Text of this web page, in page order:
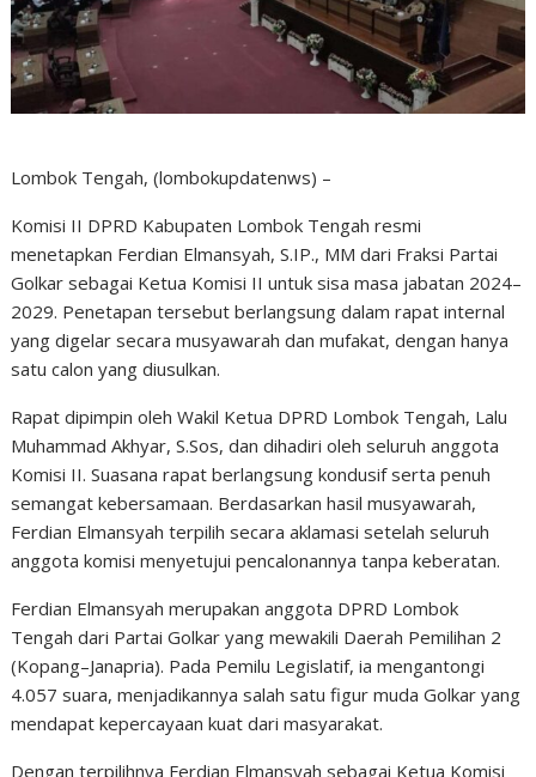
Lombok Tengah, (lombokupdatenws) –
Komisi II DPRD Kabupaten Lombok Tengah resmi
menetapkan Ferdian Elmansyah, S.IP., MM dari Fraksi Partai
Golkar sebagai Ketua Komisi II untuk sisa masa jabatan 2024–
2029. Penetapan tersebut berlangsung dalam rapat internal
yang digelar secara musyawarah dan mufakat, dengan hanya
satu calon yang diusulkan.
Rapat dipimpin oleh Wakil Ketua DPRD Lombok Tengah, Lalu
Muhammad Akhyar, S.Sos, dan dihadiri oleh seluruh anggota
Komisi II. Suasana rapat berlangsung kondusif serta penuh
semangat kebersamaan. Berdasarkan hasil musyawarah,
Ferdian Elmansyah terpilih secara aklamasi setelah seluruh
anggota komisi menyetujui pencalonannya tanpa keberatan.
Ferdian Elmansyah merupakan anggota DPRD Lombok
Tengah dari Partai Golkar yang mewakili Daerah Pemilihan 2
(Kopang–Janapria). Pada Pemilu Legislatif, ia mengantongi
4.057 suara, menjadikannya salah satu figur muda Golkar yang
mendapat kepercayaan kuat dari masyarakat.
Dengan terpilihnya Ferdian Elmansyah sebagai Ketua Komisi